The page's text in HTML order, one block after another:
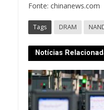
Fonte: chinanews.com
Tags DRAM
Notícias